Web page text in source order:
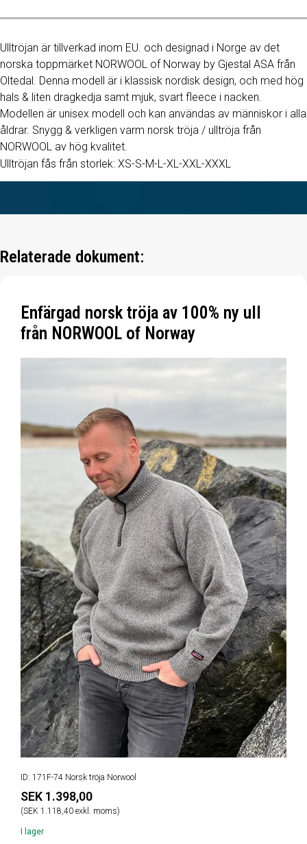
Ulltröjan är tillverkad inom EU. och designad i Norge av det
norska toppmärket NORWOOL of Norway by Gjestal ASA från
Oltedal. Denna modell är i klassisk nordisk design, och med hög
hals & liten dragkedja samt mjuk, svart fleece i nacken.
Modellen är unisex modell och kan användas av människor i alla
åldrar. Snygg & verkligen varm norsk tröja / ulltröja från
NORWOOL av hög kvalitet.
Ulltröjan fås från storlek: XS-S-M-L-XL-XXL-XXXL
Relaterade dokument:
Enfärgad norsk tröja av 100% ny ull
från NORWOOL of Norway
ID: 171F-74 Norsk tröja Norwool
SEK 1.398,00
(SEK 1.118,40 exkl. moms)
I lager